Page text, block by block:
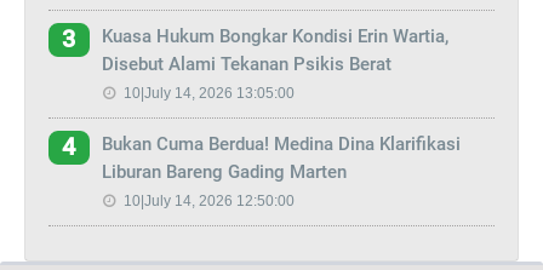
3
Kuasa Hukum Bongkar Kondisi Erin Wartia,
Disebut Alami Tekanan Psikis Berat
10|July 14, 2026 13:05:00
4
Bukan Cuma Berdua! Medina Dina Klarifikasi
Liburan Bareng Gading Marten
10|July 14, 2026 12:50:00